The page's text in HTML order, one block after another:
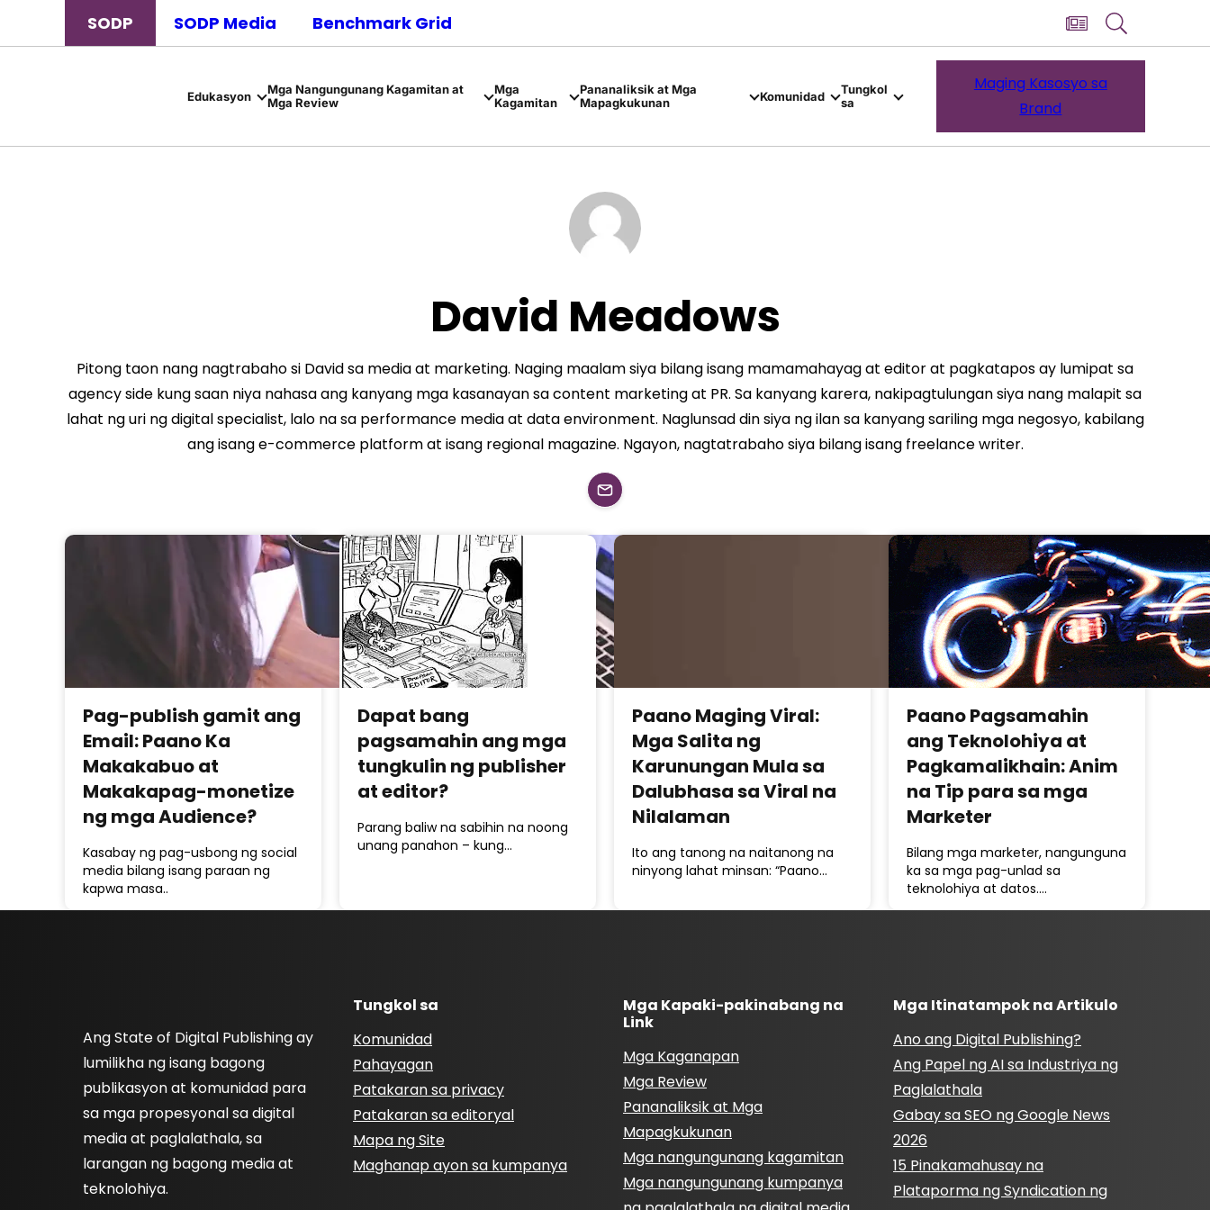
SODP SODP Media Benchmark Grid
Edukasyon
Mga Nangungunang Kagamitan at
Mga Review
Mga
Kagamitan
Pananaliksik at Mga
Mapagkukunan
Komunidad
Tungkol
sa
Maging Kasosyo sa
Brand
David Meadows
Pitong taon nang nagtrabaho si David sa media at marketing. Naging maalam siya bilang isang mamamahayag at editor at pagkatapos ay lumipat sa
agency side kung saan niya nahasa ang kanyang mga kasanayan sa content marketing at PR. Sa kanyang karera, nakipagtulungan siya nang malapit sa
lahat ng uri ng digital specialist, lalo na sa performance media at data environment. Naglunsad din siya ng ilan sa kanyang sariling mga negosyo, kabilang
ang isang e-commerce platform at isang regional magazine. Ngayon, nagtatrabaho siya bilang isang freelance writer.
Pag-publish gamit ang
Email: Paano Ka
Makakabuo at
Makakapag-monetize
ng mga Audience?
Kasabay ng pag-usbong ng social
media bilang isang paraan ng
kapwa masa..
Dapat bang
pagsamahin ang mga
tungkulin ng publisher
at editor?
Parang baliw na sabihin na noong
unang panahon – kung…
Paano Maging Viral:
Mga Salita ng
Karunungan Mula sa
Dalubhasa sa Viral na
Nilalaman
Ito ang tanong na naitanong na
ninyong lahat minsan: “Paano…
Paano Pagsamahin
ang Teknolohiya at
Pagkamalikhain: Anim
na Tip para sa mga
Marketer
Bilang mga marketer, nangunguna
ka sa mga pag-unlad sa
teknolohiya at datos.…
Ang State of Digital Publishing ay
lumilikha ng isang bagong
publikasyon at komunidad para
sa mga propesyonal sa digital
media at paglalathala, sa
larangan ng bagong media at
teknolohiya.
Tungkol sa
Komunidad
Pahayagan
Patakaran sa privacy
Patakaran sa editoryal
Mapa ng Site
Maghanap ayon sa kumpanya
Mga Kapaki-pakinabang na
Link
Mga Kaganapan
Mga Review
Pananaliksik at Mga
Mapagkukunan
Mga nangungunang kagamitan
Mga nangungunang kumpanya
Mga Itinatampok na Artikulo
Ano ang Digital Publishing?
Ang Papel ng AI sa Industriya ng
Paglalathala
Gabay sa SEO ng Google News
2026
15 Pinakamahusay na
Plataporma ng Syndication ng